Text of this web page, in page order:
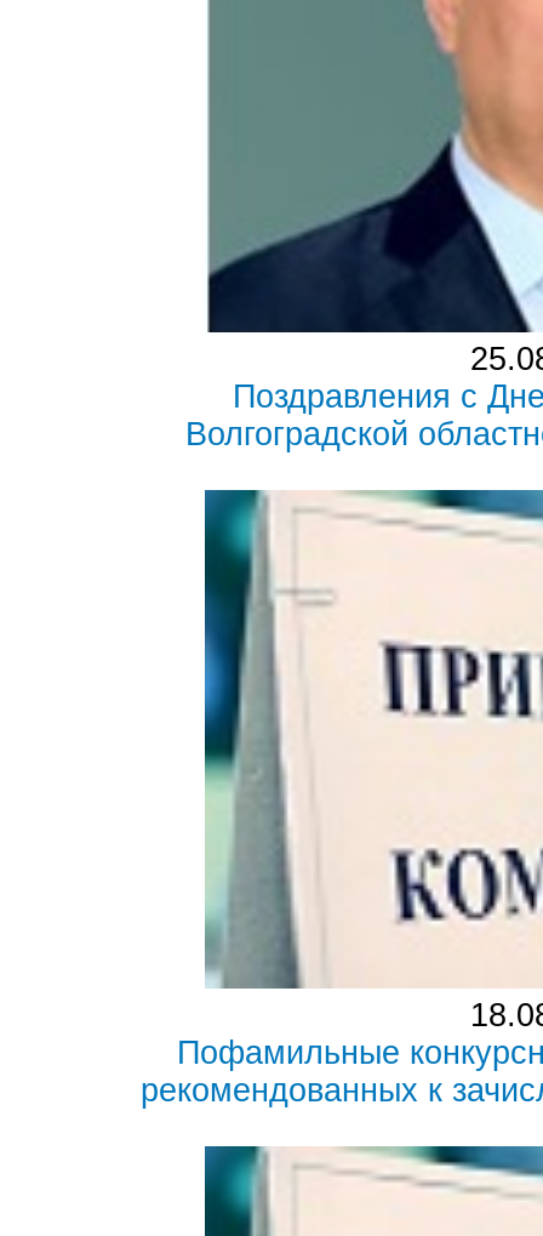
Поздравления с
Волгоградской
Пофамильные
рекомендованных к